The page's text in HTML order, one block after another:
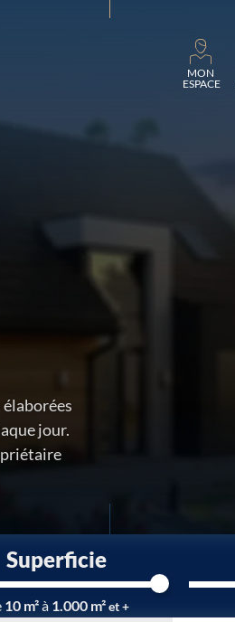
MON
ESPACE
jour.
Superficie
10 m²à 1.000 m²et +